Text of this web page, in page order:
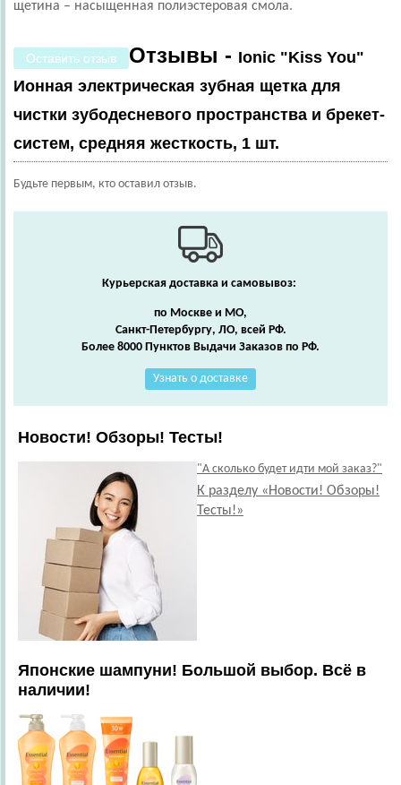
щетина – насыщенная полиэстеровая смола.
Оставить отзыв Отзывы - Ionic "Kiss You"
Ионная электрическая зубная щетка для
чистки зубодесневого пространства и брекет-
систем, средняя жесткость, 1 шт.
Будьте первым, кто оставил отзыв.
Курьерская доставка и самовывоз:
по Москве и МО,
Санкт-Петербургу, ЛО, всей РФ.
Более 8000 Пунктов Выдачи Заказов по РФ.
Узнать о доставке
Новости! Обзоры! Тесты!
"А сколько будет идти мой заказ?"
К разделу «Новости! Обзоры!
Тесты!»
Японские шампуни! Большой выбор. Всё в
наличии!